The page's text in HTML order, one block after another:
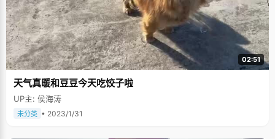
02:51
天气真暖和豆豆今天吃饺子啦
UP主: 侯海涛
未分类 • 2023/1/31